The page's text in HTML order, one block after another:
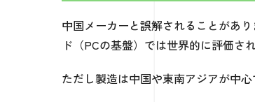
中国メーカーと誤解されることがあ
ド（PCの基盤）では世界的に評価さ
ただし製造は中国や東南アジアが中